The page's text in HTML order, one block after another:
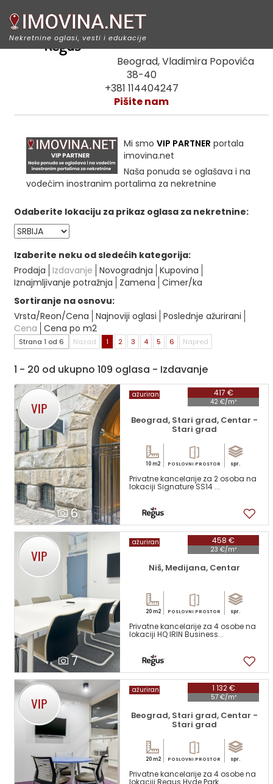
Regus IWG
Beograd, Vladimira Popovića
38-40
+381 114404247
Pišite nam
Mi smo VIP PARTNER portala
imovina.net
Naša ponuda se oglašava i na
vodećim inostranim portalima za nekretnine
Odaberite lokaciju za prikaz oglasa za nekretnine:
Izaberite neku od sledećih kategorija:
Prodaja Izdavanje Novogradnja Kupovina
Iznajmljivanje potražnja
Zamena Cimer/ka
Sortiranje na osnovu:
Vrsta/Reon/Cena Najnoviji oglasi Poslednje ažurirani
Cena Cena po m2
Strana 1 od 6 Nazad 1 2 3 4 5 6 Napred
1 - 20 od ukupno 109 oglasa - Izdavanje
6
417 €
42 €/m²
ažuriran
Beograd, Stari grad, Centar -
Stari grad
10 m2 POSLOVNI PROSTOR spr.
Privatne kancelarije za 2 osoba na
lokaciji Signature SS14 ...
7
458 €
23 €/m²
ažuriran
Niš, Medijana, Centar
20 m2 POSLOVNI PROSTOR spr.
Privatne kancelarije za 4 osobe na
lokaciji HQ IRIN Business...
1 132 €
57 €/m²
ažuriran
Beograd, Stari grad, Centar -
Stari grad
20 m2 POSLOVNI PROSTOR spr.
Privatne kancelarije za 4 osobe na
lokaciji Regus Hyde Park ...
Nekretnine oglasi, vesti i edukacije